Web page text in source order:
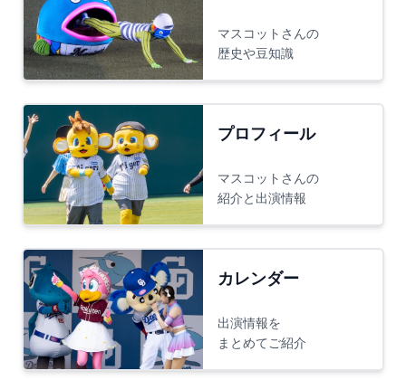
マスコットさんの
歴史や豆知識
プロフィール
マスコットさんの
紹介と出演情報
カレンダー
出演情報を
まとめてご紹介